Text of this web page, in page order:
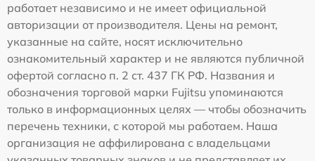
работает независимо и не имеет официальной
авторизации от производителя. Цены на ремонт,
указанные на сайте, носят исключительно
ознакомительный характер и не являются публичной
офертой согласно п. 2 ст. 437 ГК РФ. Названия и
обозначения торговой марки Fujitsu упоминаются
только в информационных целях — чтобы обозначить
перечень техники, с которой мы работаем. Наша
организация не аффилирована с владельцами